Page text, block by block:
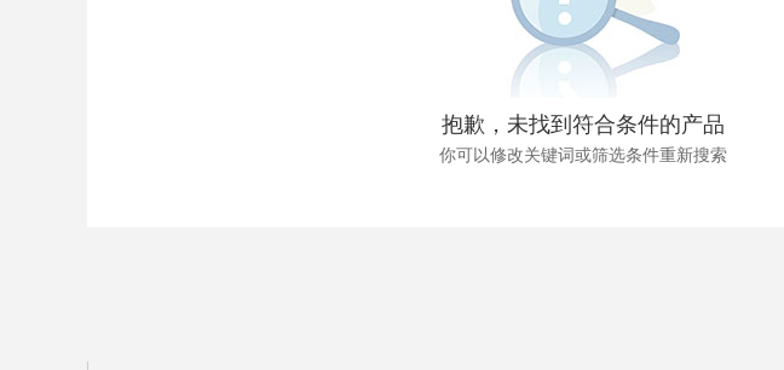
抱歉，未找到符合条件的产品
你可以修改关键词或筛选条件重新搜索